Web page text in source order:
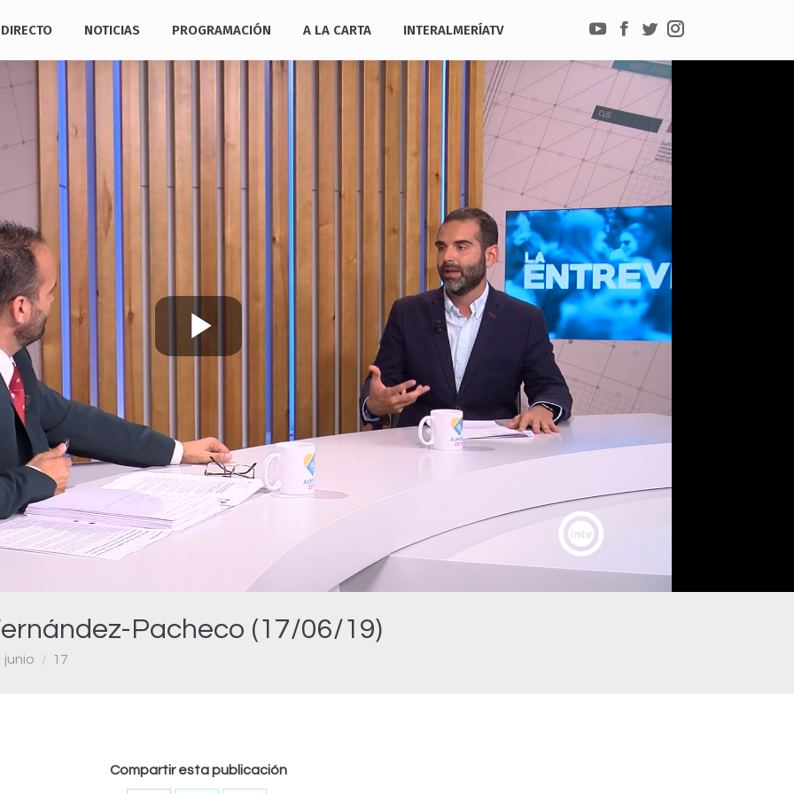
DIRECTO NOTICIAS PROGRAMACIÓN A LA CARTA INTERALMERÍATV
YouTube
Facebook
TwitterInstagram
Pacheco (17/06/19)
junio 17
Play
Video
Compartir esta publicación